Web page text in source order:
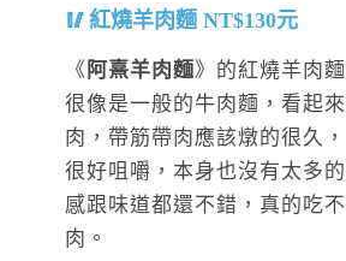
紅燒羊肉麵 NT$130元
《 阿熹羊肉麵》的紅燒羊肉
很像是一般的牛肉麵，看起
肉，帶筋帶肉應該燉的很久
很好咀嚼，本身也沒有太多
感跟味道都還不錯，真的吃
肉。